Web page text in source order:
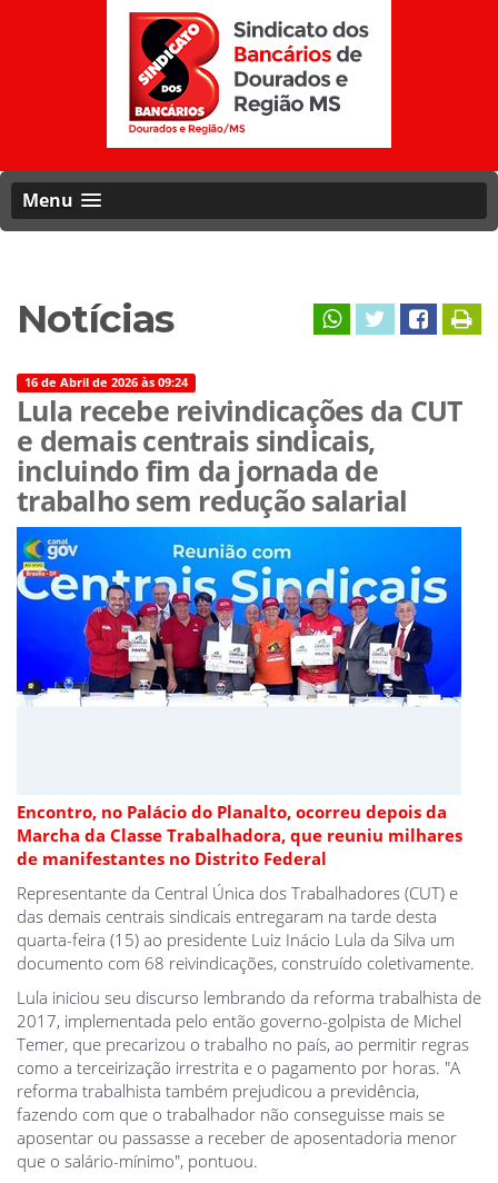
Menu
Notícias
16 de Abril de 2026 às 09:24
Lula recebe reivindicações da CUT
e demais centrais sindicais,
incluindo fim da jornada de
trabalho sem redução salarial
Encontro, no Palácio do Planalto, ocorreu depois da
Marcha da Classe Trabalhadora, que reuniu milhares
de manifestantes no Distrito Federal
Representante da Central Única dos Trabalhadores (CUT) e
das demais centrais sindicais entregaram na tarde desta
quarta-feira (15) ao presidente Luiz Inácio Lula da Silva um
documento com 68 reivindicações, construído coletivamente.
Lula iniciou seu discurso lembrando da reforma trabalhista de
2017, implementada pelo então governo-golpista de Michel
Temer, que precarizou o trabalho no país, ao permitir regras
como a terceirização irrestrita e o pagamento por horas. "A
reforma trabalhista também prejudicou a previdência,
fazendo com que o trabalhador não conseguisse mais se
aposentar ou passasse a receber de aposentadoria menor
que o salário-mínimo", pontuou.